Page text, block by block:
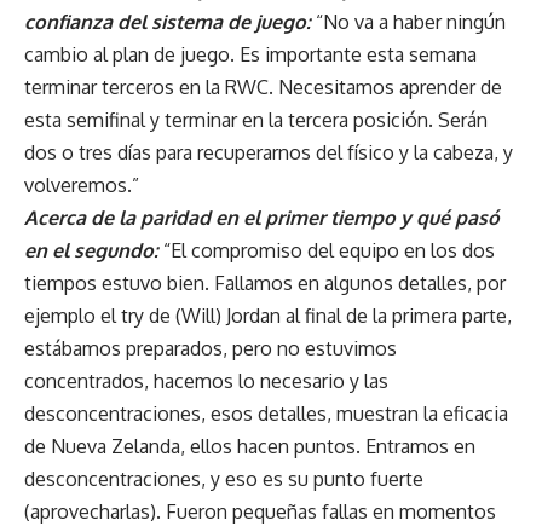
confianza del sistema de juego: “No va a haber ningún
cambio al plan de juego. Es importante esta semana
terminar terceros en la RWC. Necesitamos aprender de
esta semifinal y terminar en la tercera posición. Serán
dos o tres días para recuperarnos del físico y la cabeza, y
volveremos.”
Acerca de la paridad en el primer tiempo y qué pasó
en el segundo: “El compromiso del equipo en los dos
tiempos estuvo bien. Fallamos en algunos detalles, por
ejemplo el try de (Will) Jordan al final de la primera parte,
estábamos preparados, pero no estuvimos
concentrados, hacemos lo necesario y las
desconcentraciones, esos detalles, muestran la eficacia
de Nueva Zelanda, ellos hacen puntos. Entramos en
desconcentraciones, y eso es su punto fuerte
(aprovecharlas). Fueron pequeñas fallas en momentos